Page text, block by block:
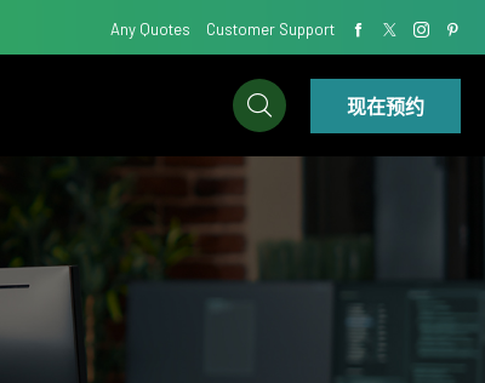
Any Quotes Customer Support
现在预约